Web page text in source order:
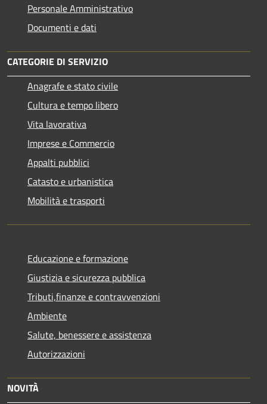
Personale Amministrativo
Documenti e dati
CATEGORIE DI SERVIZIO
Anagrafe e stato civile
Cultura e tempo libero
Vita lavorativa
Imprese e Commercio
Appalti pubblici
Catasto e urbanistica
Mobilità e trasporti
Educazione e formazione
Giustizia e sicurezza pubblica
Tributi,finanze e contravvenzioni
Ambiente
Salute, benessere e assistenza
Autorizzazioni
NOVITÀ